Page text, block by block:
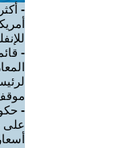
-
-
-
على